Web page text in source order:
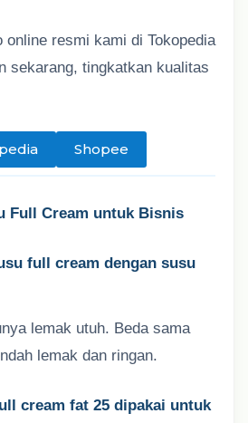
online resmi kami di Tokopedia
sekarang, tingkatkan kualitas
Shopee
Full Cream untuk Bisnis
full cream dengan susu
lemak utuh. Beda sama
lemak dan ringan.
cream fat 25 dipakai untuk